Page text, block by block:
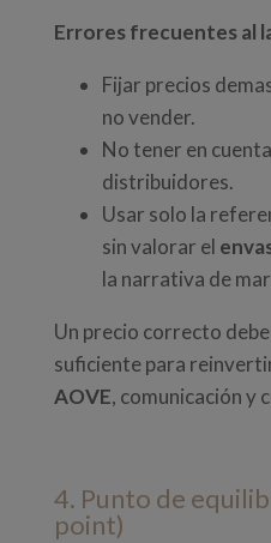
Errores frecuentes al
Fijar precios
no vender.
No tener en
distribuidores.
Usar solo la
sin valorar el
la narrativa de
Un precio correcto
suficiente para
AOVE, comunicación y
4. Punto de
point)